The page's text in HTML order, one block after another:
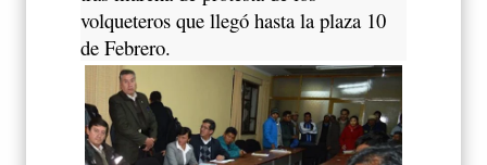
volqueteros que llegó hasta la plaza 10
de Febrero.